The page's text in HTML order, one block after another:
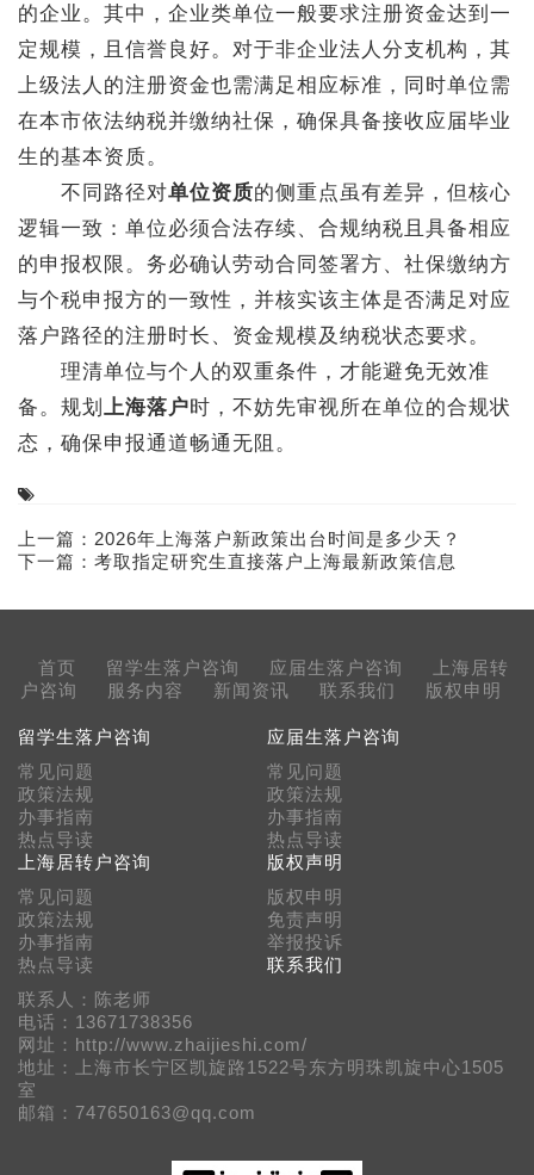
的企业。其中，企业类单位一般要求注册资金达到一
定规模，且信誉良好。对于非企业法人分支机构，其
上级法人的注册资金也需满足相应标准，同时单位需
在本市依法纳税并缴纳社保，确保具备接收应届毕业
生的基本资质。
不同路径对单位资质的侧重点虽有差异，但核心
逻辑一致：单位必须合法存续、合规纳税且具备相应
的申报权限。务必确认劳动合同签署方、社保缴纳方
与个税申报方的一致性，并核实该主体是否满足对应
落户路径的注册时长、资金规模及纳税状态要求。
理清单位与个人的双重条件，才能避免无效准
备。规划 上海落户时，不妨先审视所在单位的合规状
态，确保申报通道畅通无阻。
上一篇： 2026年上海落户新政策出台时间是多少天？
下一篇： 考取指定研究生直接落户上海最新政策信息
首页 留学生落户咨询 应届生落户咨询
上海居转
户咨询
服务内容 新闻资讯 联系我们 版权申明
留学生落户咨询
常见问题
政策法规
办事指南
热点导读
应届生落户咨询
常见问题
政策法规
办事指南
热点导读
上海居转户咨询
常见问题
政策法规
办事指南
热点导读
版权声明
版权申明
免责声明
举报投诉
联系我们
联系人：陈老师
电话：13671738356
网址：http://www.zhaijieshi.com/
地址：上海市长宁区凯旋路1522号东方明珠凯旋中心1505
室
邮箱：747650163@qq.com